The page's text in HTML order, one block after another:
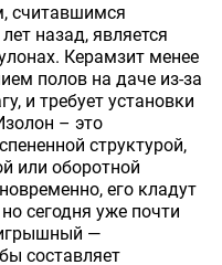
считавшимся
назад, является
Керамзит менее
полов на даче из-за
и требует установки
– это
структурой,
или оборотной
его кладут
сегодня уже почти
—
составляет